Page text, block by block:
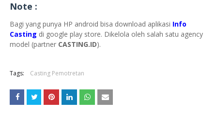
Note :
Bagi yang punya HP android bisa download aplikasi Info
Casting di google play store. Dikelola oleh salah satu agency
model (partner CASTING.ID).
Tags: Casting Pemotretan